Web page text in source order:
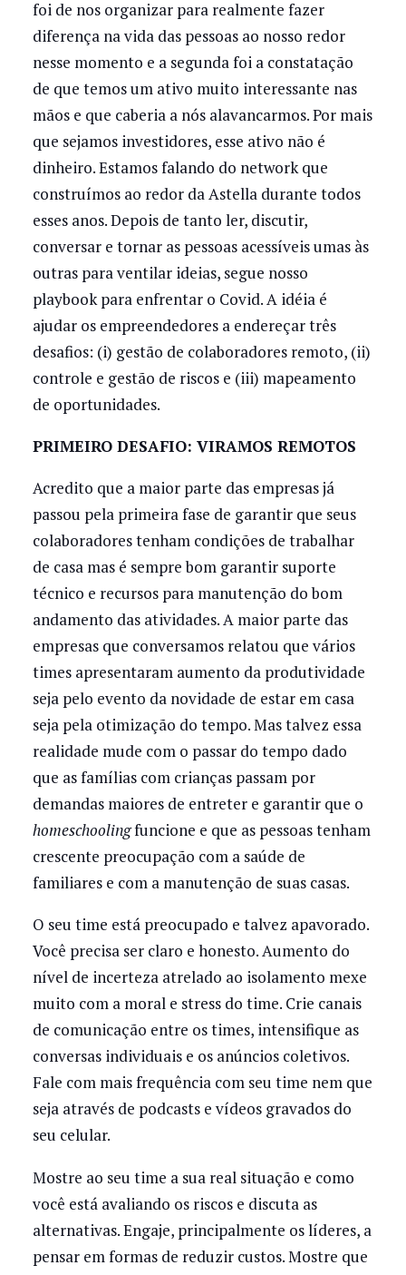
foi de nos organizar para realmente fazer
diferença na vida das pessoas ao nosso redor
nesse momento e a segunda foi a constatação
de que temos um ativo muito interessante nas
mãos e que caberia a nós alavancarmos. Por mais
que sejamos investidores, esse ativo não é
dinheiro. Estamos falando do network que
construímos ao redor da Astella durante todos
esses anos. Depois de tanto ler, discutir,
conversar e tornar as pessoas acessíveis umas às
outras para ventilar ideias, segue nosso
playbook para enfrentar o Covid. A idéia é
ajudar os empreendedores a endereçar três
desafios: (i) gestão de colaboradores remoto, (ii)
controle e gestão de riscos e (iii) mapeamento
de oportunidades.
PRIMEIRO DESAFIO: VIRAMOS REMOTOS
Acredito que a maior parte das empresas já
passou pela primeira fase de garantir que seus
colaboradores tenham condições de trabalhar
de casa mas é sempre bom garantir suporte
técnico e recursos para manutenção do bom
andamento das atividades. A maior parte das
empresas que conversamos relatou que vários
times apresentaram aumento da produtividade
seja pelo evento da novidade de estar em casa
seja pela otimização do tempo. Mas talvez essa
realidade mude com o passar do tempo dado
que as famílias com crianças passam por
demandas maiores de entreter e garantir que o
homeschoolingfuncione e que as pessoas tenham
crescente preocupação com a saúde de
familiares e com a manutenção de suas casas.
O seu time está preocupado e talvez apavorado.
Você precisa ser claro e honesto. Aumento do
nível de incerteza atrelado ao isolamento mexe
muito com a moral e stress do time. Crie canais
de comunicação entre os times, intensifique as
conversas individuais e os anúncios coletivos.
Fale com mais frequência com seu time nem que
seja através de podcasts e vídeos gravados do
seu celular.
Mostre ao seu time a sua real situação e como
você está avaliando os riscos e discuta as
alternativas. Engaje, principalmente os líderes, a
pensar em formas de reduzir custos. Mostre que